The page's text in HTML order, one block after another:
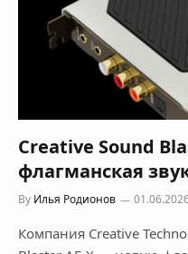
Creative Sound
флагманская
By Илья Родионов
Компания Creative